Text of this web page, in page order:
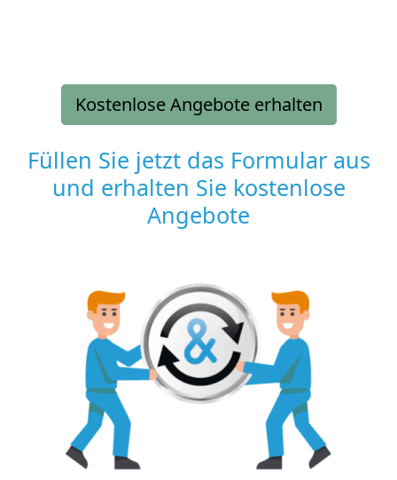
Kostenlose Angebote erhalten
Füllen Sie jetzt das Formular aus
und erhalten Sie kostenlose
Angebote